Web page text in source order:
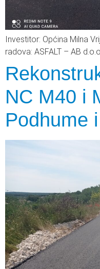
Investitor: Općina Milna
radova: ASFALT – AB
NC M40 i
Podhume